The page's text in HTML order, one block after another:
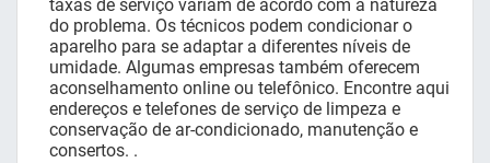
taxas de serviço variam de acordo com a natureza
do problema. Os técnicos podem condicionar o
aparelho para se adaptar a diferentes níveis de
umidade. Algumas empresas também oferecem
aconselhamento online ou telefônico. Encontre aqui
endereços e telefones de serviço de limpeza e
conservação de ar-condicionado, manutenção e
consertos. .